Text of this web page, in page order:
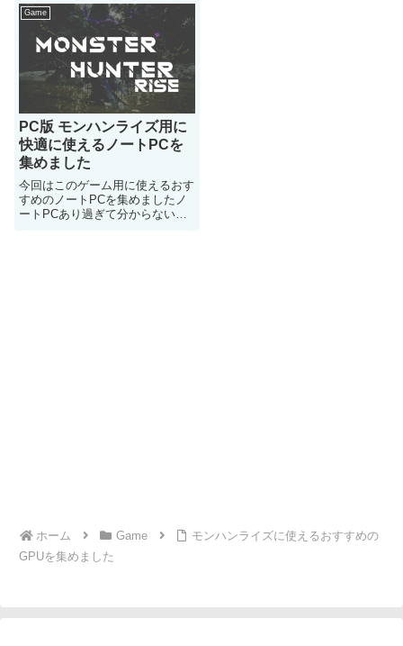
Game
PC版 モンハンライズ用に
快適に使えるノートPCを
集めました
今回はこのゲーム用に使えるおす
すめのノートPCを集めましたノ
ートPCあり過ぎて分からない人
ホーム Game
モンハンライズに使えるおすすめの
GPUを集めました